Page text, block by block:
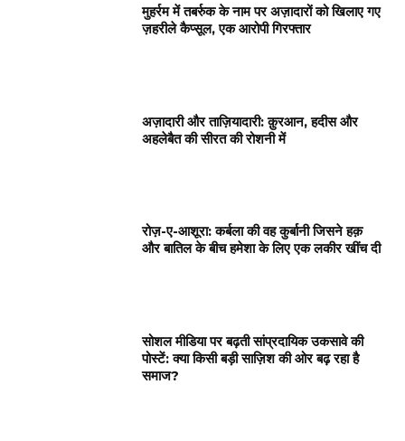
मुहर्रम में तबर्रुक के नाम पर अज़ादारों को खिलाए गए
ज़हरीले कैप्सूल, एक आरोपी गिरफ्तार
अज़ादारी और ताज़ियादारी: क़ुरआन, हदीस और
अहलेबैत की सीरत की रोशनी में
रोज़-ए-आशूरा: कर्बला की वह कुर्बानी जिसने हक़
और बातिल के बीच हमेशा के लिए एक लकीर खींच दी
सोशल मीडिया पर बढ़ती सांप्रदायिक उकसावे की
पोस्टें: क्या किसी बड़ी साज़िश की ओर बढ़ रहा है
समाज?